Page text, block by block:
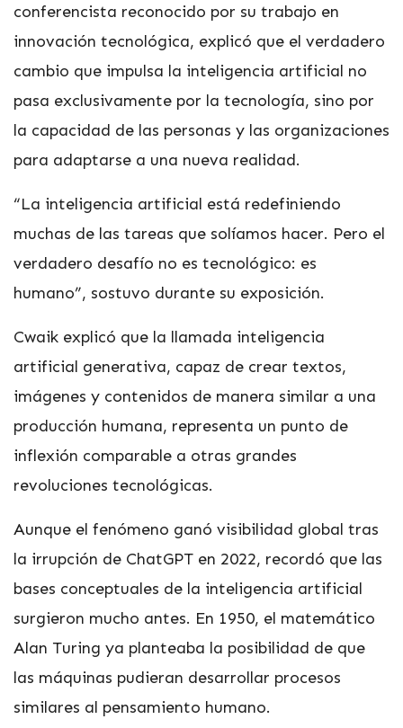
conferencista reconocido por su trabajo en
innovación tecnológica, explicó que el verdadero
cambio que impulsa la inteligencia artificial no
pasa exclusivamente por la tecnología, sino por
la capacidad de las personas y las organizaciones
para adaptarse a una nueva realidad.
“La inteligencia artificial está redefiniendo
muchas de las tareas que solíamos hacer. Pero el
verdadero desafío no es tecnológico: es
humano”, sostuvo durante su exposición.
Cwaik explicó que la llamada inteligencia
artificial generativa, capaz de crear textos,
imágenes y contenidos de manera similar a una
producción humana, representa un punto de
inflexión comparable a otras grandes
revoluciones tecnológicas.
Aunque el fenómeno ganó visibilidad global tras
la irrupción de ChatGPT en 2022, recordó que las
bases conceptuales de la inteligencia artificial
surgieron mucho antes. En 1950, el matemático
Alan Turing ya planteaba la posibilidad de que
las máquinas pudieran desarrollar procesos
similares al pensamiento humano.